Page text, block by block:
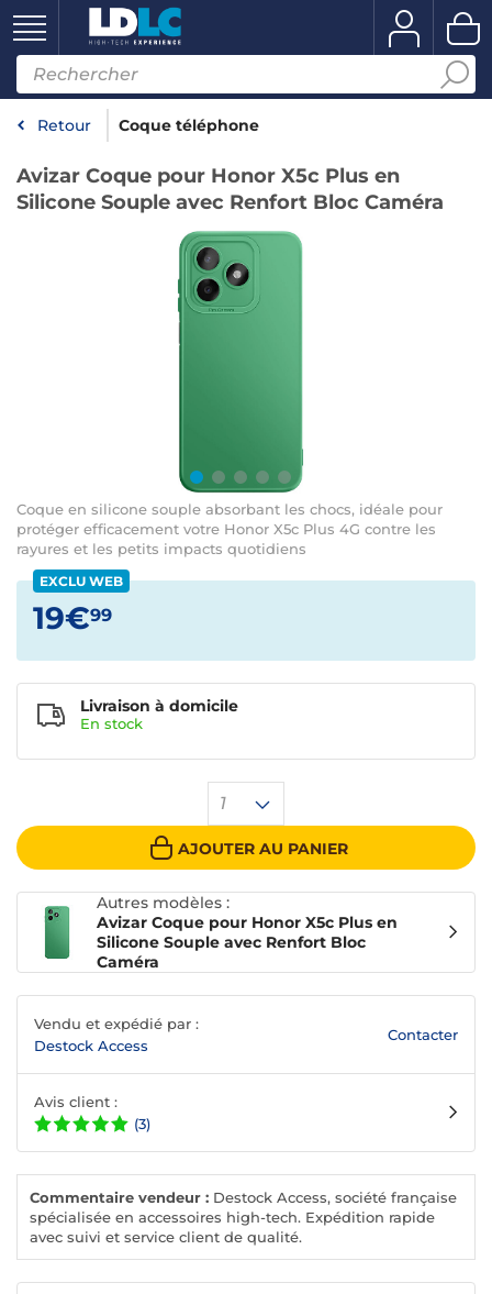
Retour Coque téléphone
Avizar Coque pour Honor X5c Plus en
Silicone Souple avec Renfort Bloc Caméra
Coque en silicone souple absorbant les chocs, idéale pour
protéger efficacement votre Honor X5c Plus 4G contre les
rayures et les petits impacts quotidiens
EXCLU WEB
19€99
1
AJOUTER AU PANIER
Livraison à domicile
En stock
Autres modèles :
Avizar Coque pour Honor X5c Plus en
Silicone Souple avec Renfort Bloc
Caméra
Vendu et expédié par :
Destock Access
Contacter
Avis client :
(3)
Commentaire vendeur : Destock Access, société française
spécialisée en accessoires high-tech. Expédition rapide
avec suivi et service client de qualité.